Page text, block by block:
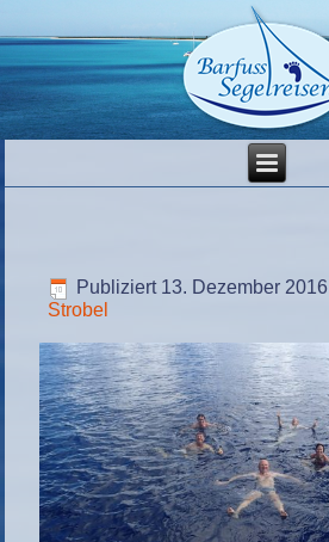
Publiziert 13. Dezember 2016
Strobel